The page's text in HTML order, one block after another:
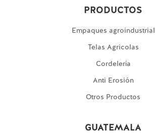
PRODUCTOS
Empaques agroindustrial
Telas Agricolas
Cordelería
Anti Erosión
Otros Productos
GUATEMALA